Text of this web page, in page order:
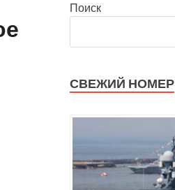
Поиск
СВЕЖИЙ НОМЕР